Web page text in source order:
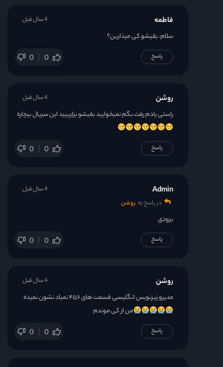
فاطمه
سلام. بقیشو کی میذارین؟
0 0
4 سال قبل
پاسخ
روشن
راستی یادم رفت بگم نمیخوایید بقیشو بزارییید این سریال بیچاره
0 0
4 سال قبل
پاسخ
Admin
در پاسخ به روشن
بزودی
0 0
4 سال قبل
پاسخ
روشن
مدیرو زیرنویس انگلیسی قسمت های ۴۵۶ نمیاد نشون نمیده
من از کی موندم
0 0
4 سال قبل
پاسخ